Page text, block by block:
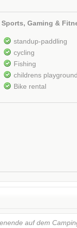
Sports, Gaming &
standup-paddling
cycling
Fishing
childrens
Bike rental
auf dem